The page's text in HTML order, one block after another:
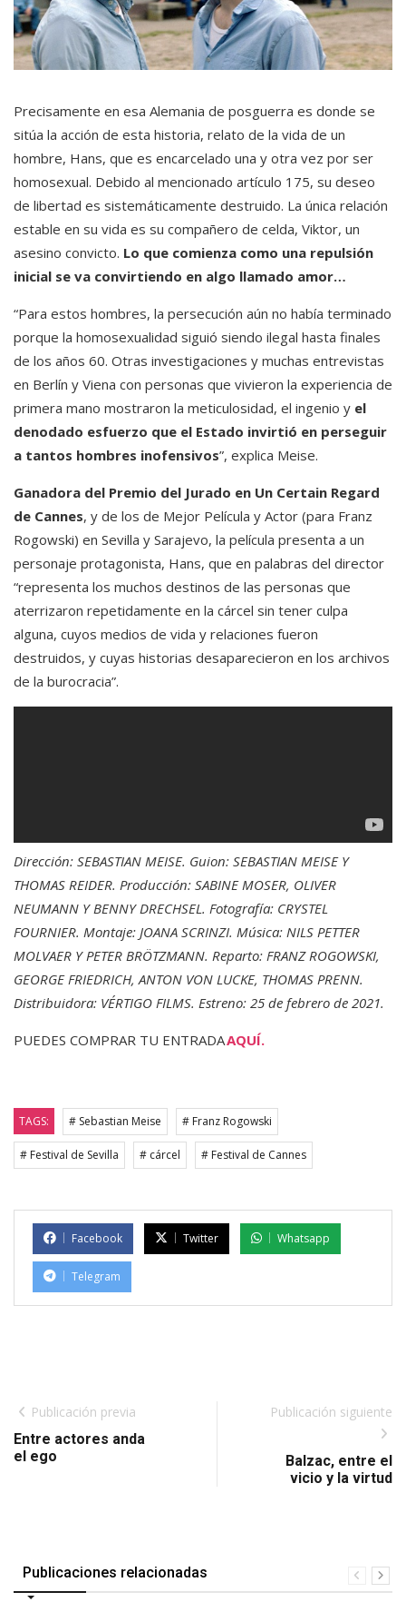
Precisamente en esa Alemania de posguerra es donde se
sitúa la acción de esta historia, relato de la vida de un
hombre, Hans, que es encarcelado una y otra vez por ser
homosexual. Debido al mencionado artículo 175, su deseo
de libertad es sistemáticamente destruido. La única relación
estable en su vida es su compañero de celda, Viktor, un
asesino convicto. Lo que comienza como una repulsión
inicial se va convirtiendo en algo llamado amor…
“Para estos hombres, la persecución aún no había terminado
porque la homosexualidad siguió siendo ilegal hasta finales
de los años 60. Otras investigaciones y muchas entrevistas
en Berlín y Viena con personas que vivieron la experiencia de
primera mano mostraron la meticulosidad, el ingenio y el
denodado esfuerzo que el Estado invirtió en perseguir
a tantos hombres inofensivos”, explica Meise.
Ganadora del Premio del Jurado en Un Certain Regard
de Cannes, y de los de Mejor Película y Actor (para Franz
Rogowski) en Sevilla y Sarajevo, la película presenta a un
personaje protagonista, Hans, que en palabras del director
“representa los muchos destinos de las personas que
aterrizaron repetidamente en la cárcel sin tener culpa
alguna, cuyos medios de vida y relaciones fueron
destruidos, y cuyas historias desaparecieron en los archivos
de la burocracia”.
Dirección: SEBASTIAN MEISE. Guion: SEBASTIAN MEISE Y
THOMAS REIDER. Producción: SABINE MOSER, OLIVER
NEUMANN Y BENNY DRECHSEL. Fotografía: CRYSTEL
FOURNIER. Montaje: JOANA SCRINZI. Música: NILS PETTER
MOLVAER Y PETER BRÖTZMANN. Reparto: FRANZ ROGOWSKI,
GEORGE FRIEDRICH, ANTON VON LUCKE, THOMAS PRENN.
Distribuidora: VÉRTIGO FILMS. Estreno: 25 de febrero de 2021.
PUEDES COMPRAR TU ENTRADAAQUÍ.
TAGS: # Sebastian Meise # Franz Rogowski
# Festival de Sevilla # cárcel # Festival de Cannes
Facebook Twitter Whatsapp
Telegram
Publicación previa
Entre actores anda
el ego
Publicación siguiente
Balzac, entre el
vicio y la virtud
Publicaciones relacionadas